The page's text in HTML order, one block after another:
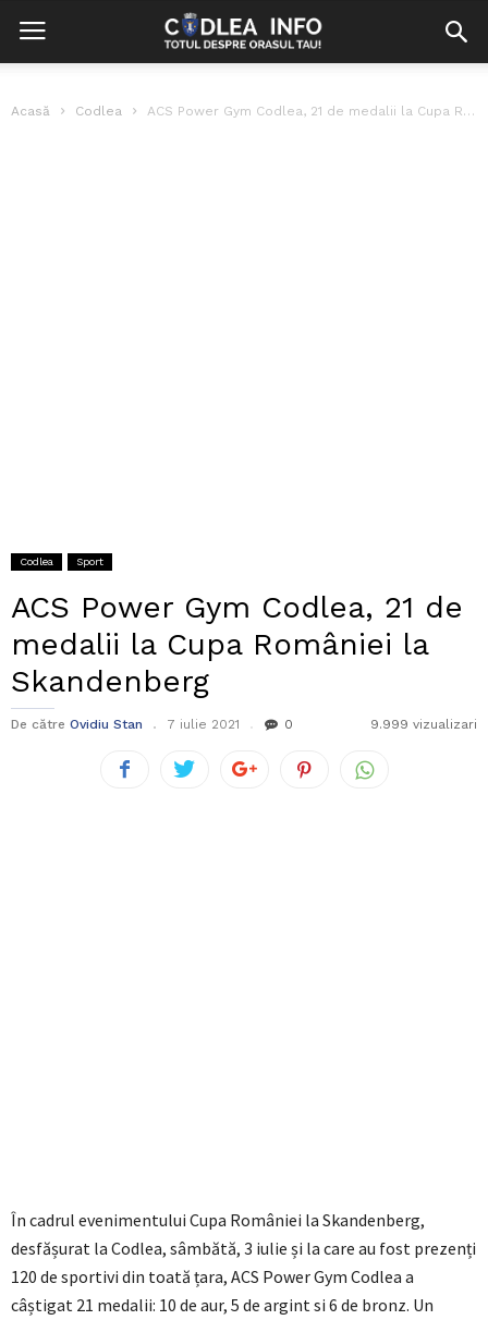
Acasă Codlea ACS Power Gym Codlea, 21 de medalii la Cupa României la Skandenberg
Codlea Sport
ACS Power Gym Codlea, 21 de
medalii la Cupa României la
Skandenberg
De către Ovidiu Stan 7 iulie 2021 0 9.999 vizualizari
În cadrul evenimentului Cupa României la Skandenberg,
desfășurat la Codlea, sâmbătă, 3 iulie și la care au fost prezenți
120 de sportivi din toată țara, ACS Power Gym Codlea a
câștigat 21 medalii: 10 de aur, 5 de argint si 6 de bronz. Un